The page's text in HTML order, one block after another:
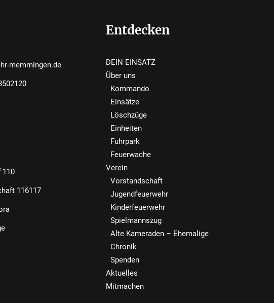
memmingen.de
110
116117
Entdecken
DEIN EINSATZ
Über uns
Kommando
Einsätze
Löschzüge
Einheiten
Fuhrpark
Feuerwache
Verein
Vorstandschaft
Jugendfeuerwehr
Kinderfeuerwehr
Spielmannszug
Alte Kameraden – Ehemalige
Chronik
Spenden
Aktuelles
Mitmachen